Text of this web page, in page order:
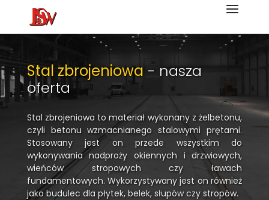
Stal zbrojeniowa - nasza
oferta
Stal zbrojeniowa to materiał wykonany z żelbetonu,
czyli betonu wzmacnianego stalowymi prętami.
Stosowany jest on przede wszystkim do
wykonywania nadproży okiennych i drzwiowych,
wieńców stropowych czy ławach
fundamentowych. Wykorzystywany jest on również
jako budulec dla płytek, belek, słupów czy stropów.